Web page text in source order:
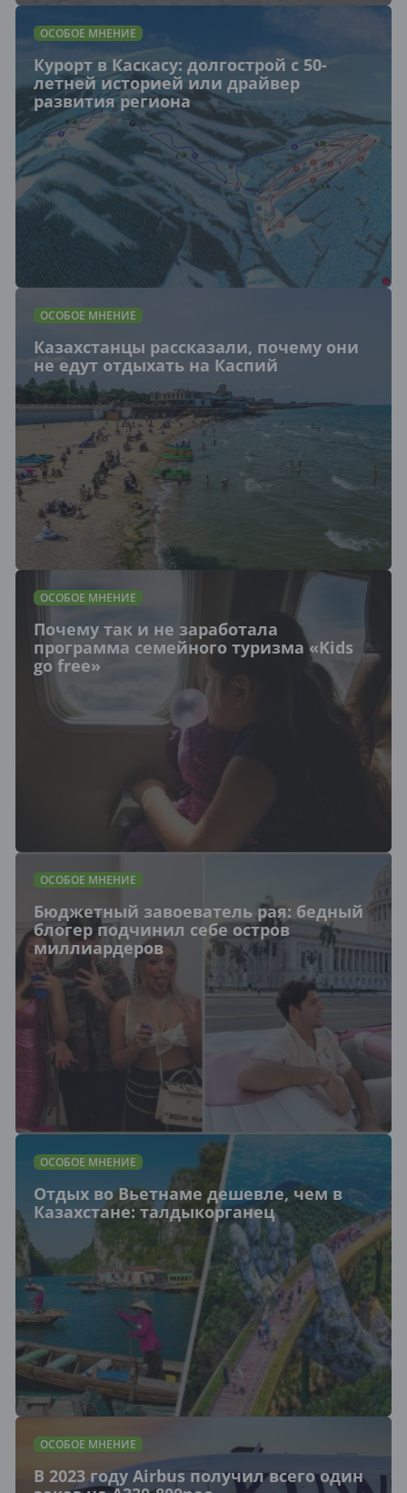
ОСОБОЕ МНЕНИЕ
Курорт в Каскасу: долгострой с 50-
летней историей или драйвер
развития региона
ОСОБОЕ МНЕНИЕ
Казахстанцы рассказали, почему они
не едут отдыхать на Каспий
ОСОБОЕ МНЕНИЕ
Почему так и не заработала
программа семейного туризма «Kids
go free»
ОСОБОЕ МНЕНИЕ
Бюджетный завоеватель рая: бедный
блогер подчинил себе остров
миллиардеров
ОСОБОЕ МНЕНИЕ
Отдых во Вьетнаме дешевле, чем в
Казахстане: талдыкорганец
ОСОБОЕ МНЕНИЕ
В 2023 году Airbus получил всего один